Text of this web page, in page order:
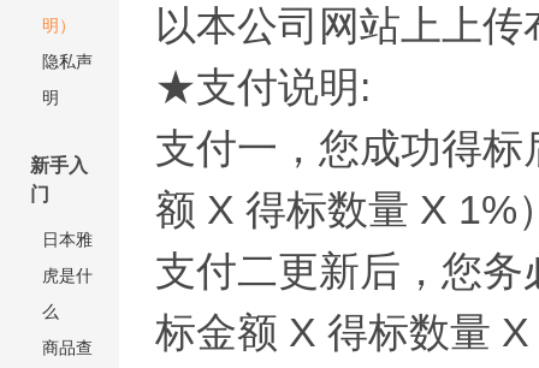
明）
隐私声
明
新手入
门
日本雅
虎是什
么
商品查
以本公司网站上上
★支付说明:
支付一，您成功得
额 X 得标数量 X 1%
支付二更新后，您
标金额 X 得标数量